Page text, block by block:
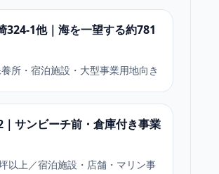
324-1他｜海を一望する約781
所・宿泊施設・大型事業用地向き
サンビーチ前・倉庫付き事業
以上／宿泊施設・店舗・マリン事